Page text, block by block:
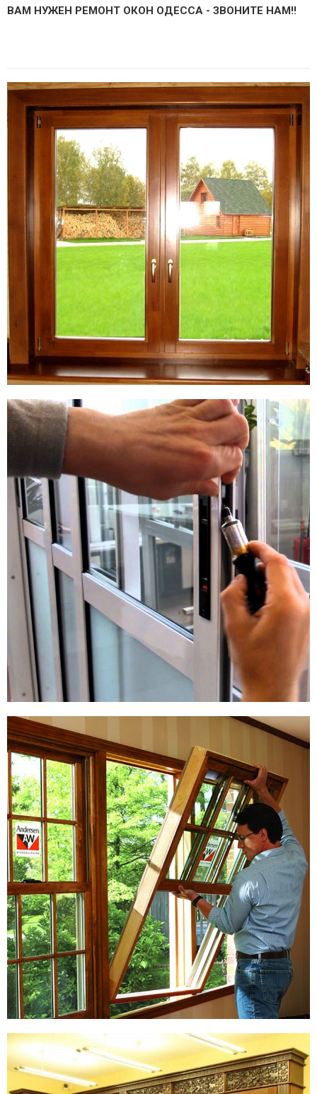
ВАМ НУЖЕН РЕМОНТ ОКОН ОДЕССА - ЗВОНИТЕ НАМ!!